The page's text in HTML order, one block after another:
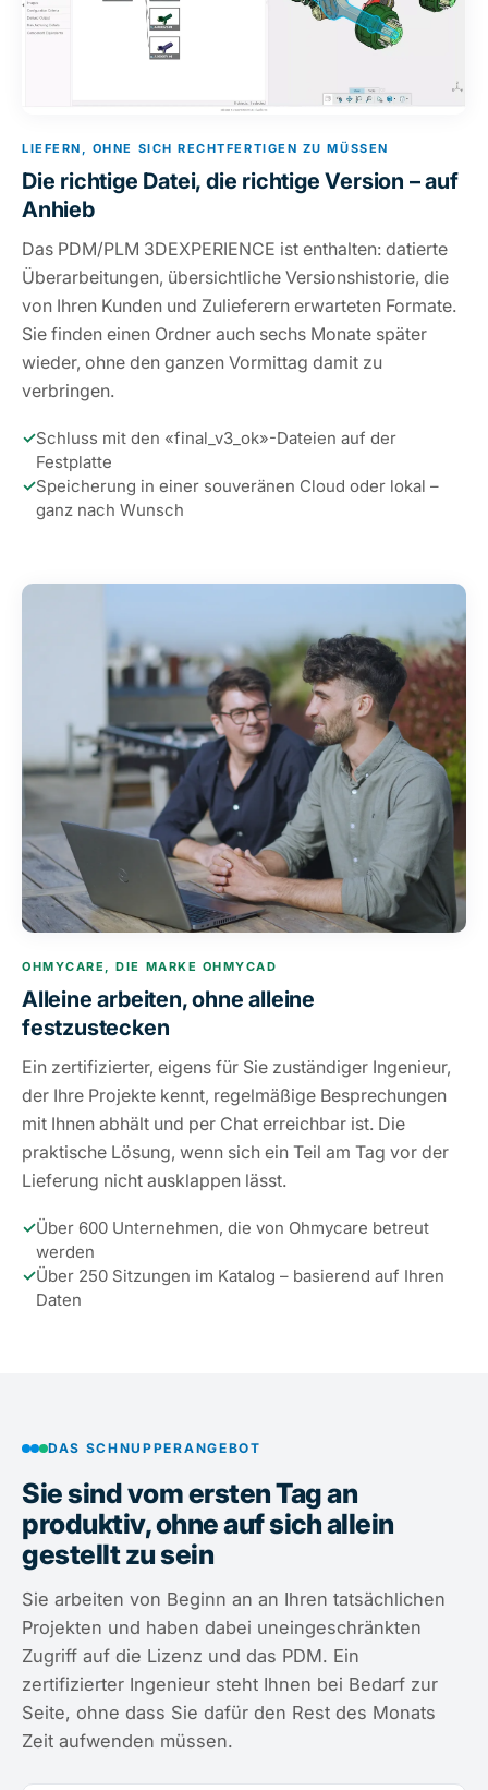
LIEFERN, OHNE SICH RECHTFERTIGEN ZU MÜSSEN
Die richtige Datei, die richtige Version – auf
Anhieb
Das PDM/PLM 3DEXPERIENCE ist enthalten: datierte
Überarbeitungen, übersichtliche Versionshistorie, die
von Ihren Kunden und Zulieferern erwarteten Formate.
Sie finden einen Ordner auch sechs Monate später
wieder, ohne den ganzen Vormittag damit zu
verbringen.
✓Schluss mit den «final_v3_ok»-Dateien auf der
Festplatte
✓Speicherung in einer souveränen Cloud oder lokal –
ganz nach Wunsch
OHMYCARE, DIE MARKE OHMYCAD
Alleine arbeiten, ohne alleine
festzustecken
Ein zertifizierter, eigens für Sie zuständiger Ingenieur,
der Ihre Projekte kennt, regelmäßige Besprechungen
mit Ihnen abhält und per Chat erreichbar ist. Die
praktische Lösung, wenn sich ein Teil am Tag vor der
Lieferung nicht ausklappen lässt.
✓Über 600 Unternehmen, die von Ohmycare betreut
werden
✓Über 250 Sitzungen im Katalog – basierend auf Ihren
Daten
DAS SCHNUPPERANGEBOT
Sie sind vom ersten Tag an
produktiv, ohne auf sich allein
gestellt zu sein
Sie arbeiten von Beginn an an Ihren tatsächlichen
Projekten und haben dabei uneingeschränkten
Zugriff auf die Lizenz und das PDM. Ein
zertifizierter Ingenieur steht Ihnen bei Bedarf zur
Seite, ohne dass Sie dafür den Rest des Monats
Zeit aufwenden müssen.